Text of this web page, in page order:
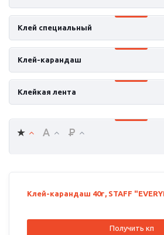
Клей специальный
Клей-карандаш
Клейкая лента
Клей-карандаш 40г, STAFF
Получить кп